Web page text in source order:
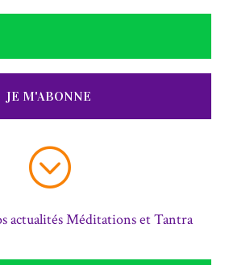
JE M'ABONNE
;
actualités Méditations et Tantra